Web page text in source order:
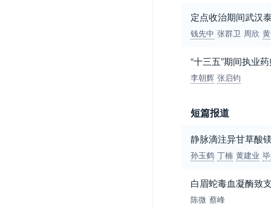
定点收治期间武汉
钱先中 张群卫 周欣
“十三五”期间执业
李朝辉 张启钧
短篇报道
静脉滴注异甘草酸
孙玉鹤 丁楠 黄建业
白眉蛇毒血凝酶致
陈微 蔡峰